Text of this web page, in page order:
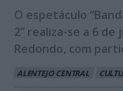
O espetáculo
2” realiza-se a 6
Redondo, com
ALENTEJO CENTRAL